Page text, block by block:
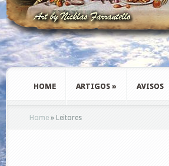
HOME ARTIGOS » AVISOS
Home » Leitores